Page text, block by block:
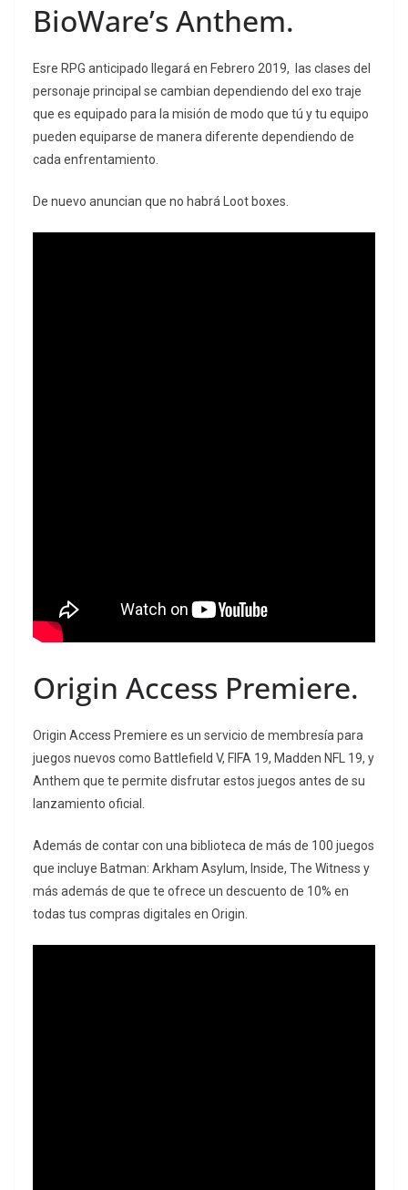
BioWare’s Anthem.
Esre RPG anticipado llegará en Febrero 2019, las clases del
personaje principal se cambian dependiendo del exo traje
que es equipado para la misión de modo que tú y tu equipo
pueden equiparse de manera diferente dependiendo de
cada enfrentamiento.
De nuevo anuncian que no habrá Loot boxes.
Origin Access Premiere.
Origin Access Premiere es un servicio de membresía para
juegos nuevos como Battlefield V, FIFA 19, Madden NFL 19, y
Anthem que te permite disfrutar estos juegos antes de su
lanzamiento oficial.
Además de contar con una biblioteca de más de 100 juegos
que incluye Batman: Arkham Asylum, Inside, The Witness y
más además de que te ofrece un descuento de 10% en
todas tus compras digitales en Origin.